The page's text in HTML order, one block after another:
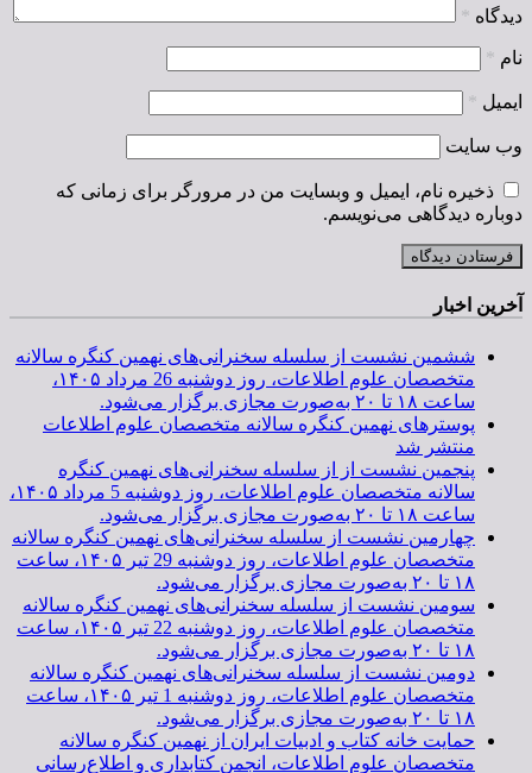
دیدگاه *
نام *
ایمیل *
وب‌ سایت
ذخیره نام، ایمیل و وبسایت من در مرورگر برای زمانی که
دوباره دیدگاهی می‌نویسم.
آخرین اخبار
ششمین نشست از سلسله سخنرانی‌های نهمین کنگره سالانه
متخصصان علوم اطلاعات، روز دوشنبه 26 مرداد ۱۴۰۵،
ساعت ۱۸ تا ۲۰ به‌صورت مجازی برگزار می‌شود.
پوسترهای نهمین کنگره سالانه متخصصان علوم اطلاعات
منتشر شد
پنجمین نشست از از سلسله سخنرانی‌های نهمین کنگره
سالانه متخصصان علوم اطلاعات، روز دوشنبه 5 مرداد ۱۴۰۵،
ساعت ۱۸ تا ۲۰ به‌صورت مجازی برگزار می‌شود.
چهارمین نشست از سلسله سخنرانی‌های نهمین کنگره سالانه
متخصصان علوم اطلاعات، روز دوشنبه 29 تیر ۱۴۰۵، ساعت
۱۸ تا ۲۰ به‌صورت مجازی برگزار می‌شود.
سومین نشست از سلسله سخنرانی‌های نهمین کنگره سالانه
متخصصان علوم اطلاعات، روز دوشنبه 22 تیر ۱۴۰۵، ساعت
۱۸ تا ۲۰ به‌صورت مجازی برگزار می‌شود.
دومین نشست از سلسله سخنرانی‌های نهمین کنگره سالانه
متخصصان علوم اطلاعات، روز دوشنبه 1 تیر ۱۴۰۵، ساعت
۱۸ تا ۲۰ به‌صورت مجازی برگزار می‌شود.
حمایت خانه کتاب و ادبیات ایران از نهمین کنگره سالانه
متخصصان علوم اطلاعات، انجمن کتابداری و اطلاع‌رسانی